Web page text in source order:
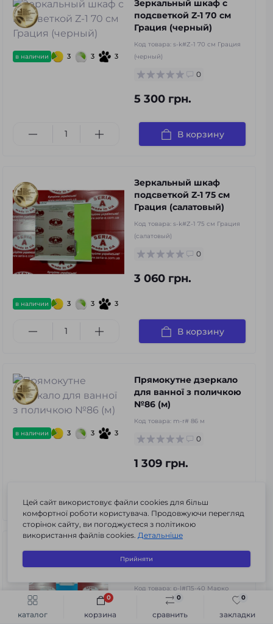
каталог сравнить
0
закладки
0
корзина
0
Быстрый заказ В корзину
в наличии 3 3 3
Зеркальный шкаф с
подсветкой Z-1 70 см
Грация (черный)
Код товара: s-k#Z-1 70 см Грация
(черный)
0
5 300 грн.
В корзину
в наличии 3 3 3
Зеркальный шкаф
подсветкой Z-1 75 см
Грация (салатовый)
Код товара: s-k#Z-1 75 см Грация
(салатовый)
0
3 060 грн.
В корзину
в наличии 3 3 3
Прямокутне дзеркало
для ванної з поличкою
№86 (м)
Код товара: m-r# 86 м
0
1 309 грн.
В корзину
комнаты П5- 40 Марко
Код товара: p-l#П5-40 Марко
Цей сайт використовує файли cookies для більш
комфортної роботи користувача. Продовжуючи перегляд
сторінок сайту, ви погоджуєтеся з політикою
використання файлів cookies. Детальніше
Прийняти